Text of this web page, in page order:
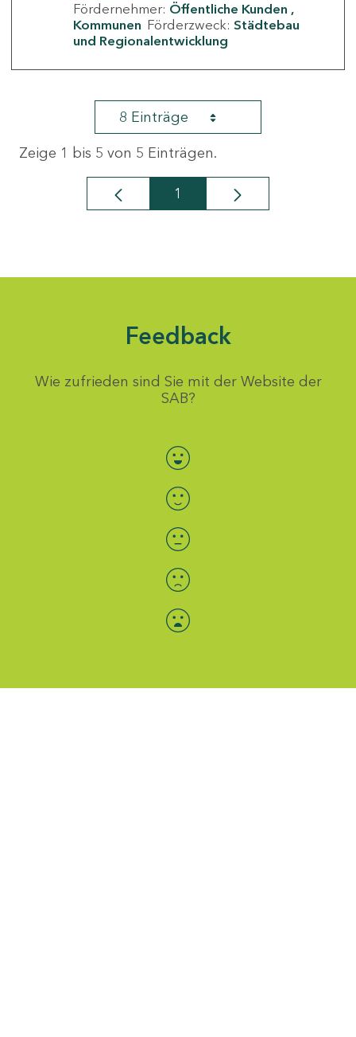
Fördernehmer: Öffentliche Kunden
Kommunen Förderzweck: Städtebau
und Regionalentwicklung
8 Einträge
Zeige 1 bis 5 von 5 Einträgen.
Seite
1
Feedback
Wie zufrieden sind Sie mit der Website der
SAB?
Bewertung auswählen